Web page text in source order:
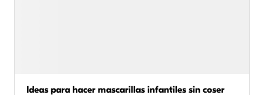
Ideas para hacer mascarillas infantiles sin coser